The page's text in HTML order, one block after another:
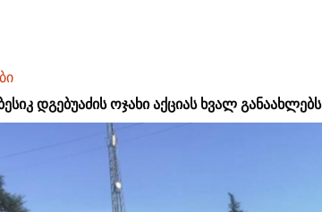
დგებუაძის ოჯახი აქციას ხვალ განაახლებს